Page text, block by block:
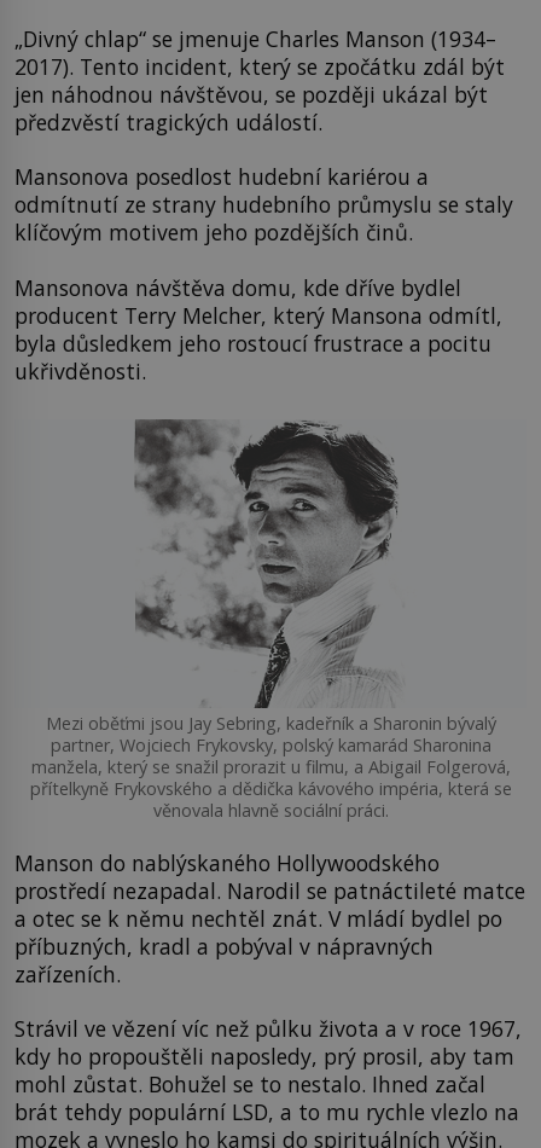
„Divný chlap“ se jmenuje Charles Manson (1934–
2017). Tento incident, který se zpočátku zdál být
jen náhodnou návštěvou, se později ukázal být
předzvěstí tragických událostí.
Mansonova posedlost hudební kariérou a
odmítnutí ze strany hudebního průmyslu se staly
klíčovým motivem jeho pozdějších činů.
Mansonova návštěva domu, kde dříve bydlel
producent Terry Melcher, který Mansona odmítl,
byla důsledkem jeho rostoucí frustrace a pocitu
ukřivděnosti.
Mezi oběťmi jsou Jay Sebring, kadeřník a Sharonin bývalý
partner, Wojciech Frykovsky, polský kamarád Sharonina
manžela, který se snažil prorazit u filmu, a Abigail Folgerová,
přítelkyně Frykovského a dědička kávového impéria, která se
věnovala hlavně sociální práci.
Manson do nablýskaného Hollywoodského
prostředí nezapadal. Narodil se patnáctileté matce
a otec se k němu nechtěl znát. V mládí bydlel po
příbuzných, kradl a pobýval v nápravných
zařízeních.
Strávil ve vězení víc než půlku života a v roce 1967,
kdy ho propouštěli naposledy, prý prosil, aby tam
mohl zůstat. Bohužel se to nestalo. Ihned začal
brát tehdy populární LSD, a to mu rychle vlezlo na
mozek a vyneslo ho kamsi do spirituálních výšin.